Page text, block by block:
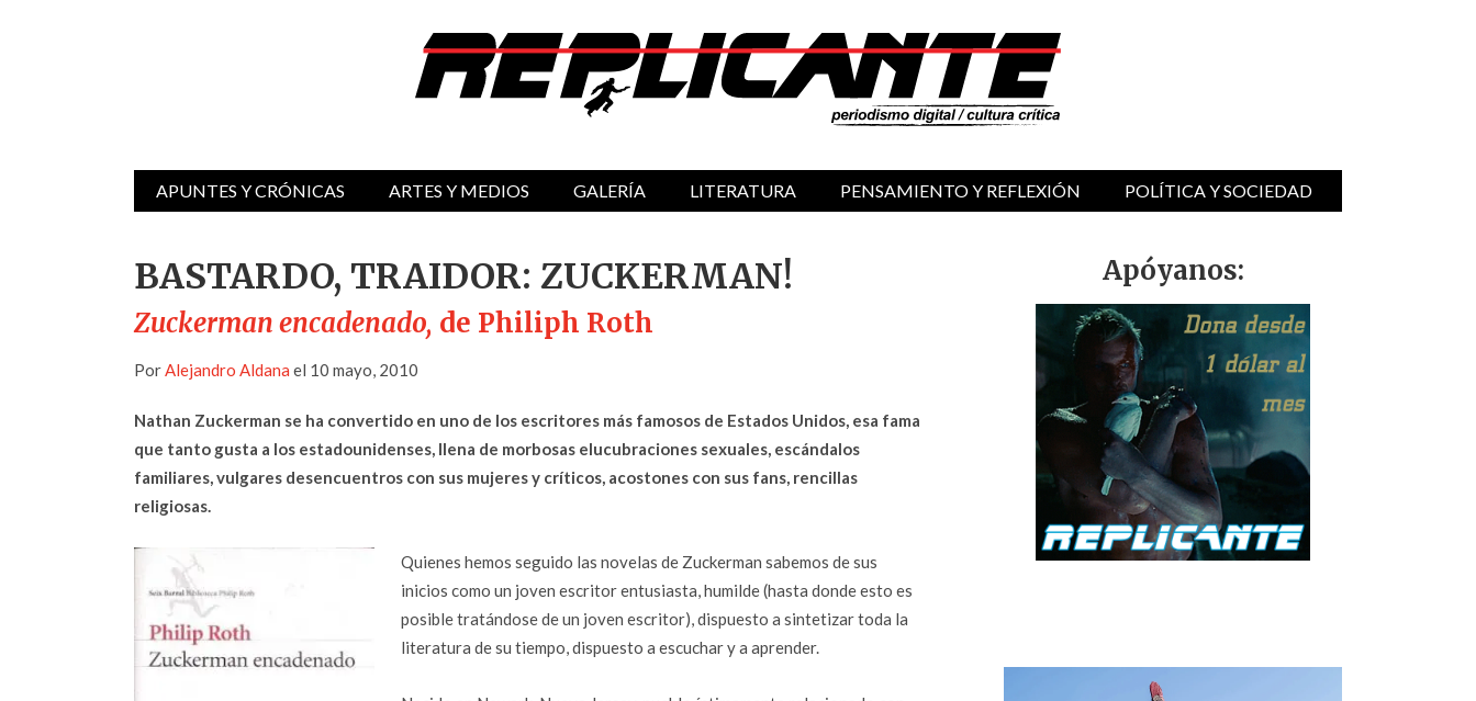
APUNTES Y CRÓNICAS ARTES Y MEDIOS GALERÍA LITERATURA PENSAMIENTO Y REFLEXIÓN POLÍTICA Y SOCIEDAD
BASTARDO, TRAIDOR: ZUCKERMAN!
Zuckerman encadenado, de Philiph Roth
PorAlejandro Aldana el 10 mayo, 2010
Nathan Zuckerman se ha convertido en uno de los escritores más famosos de Estados Unidos, esa fama
que tanto gusta a los estadounidenses, llena de morbosas elucubraciones sexuales, escándalos
familiares, vulgares desencuentros con sus mujeres y críticos, acostones con sus fans, rencillas
religiosas.
Quienes hemos seguido las novelas de Zuckerman sabemos de sus
inicios como un joven escritor entusiasta, humilde (hasta donde esto es
posible tratándose de un joven escritor), dispuesto a sintetizar toda la
literatura de su tiempo, dispuesto a escuchar y a aprender.
Apóyanos: